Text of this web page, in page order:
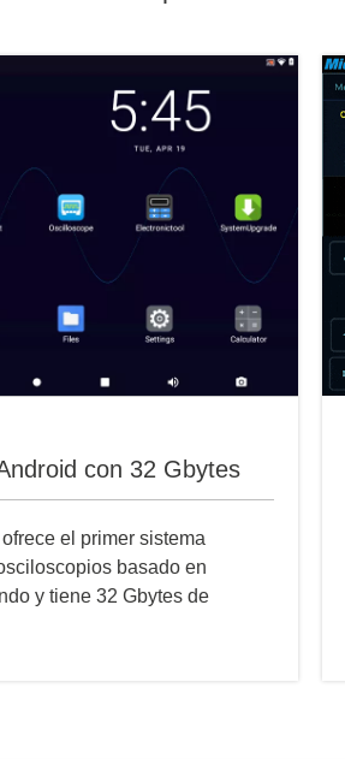
con 32 Gbytes
el primer sistema
basado en
y tiene 32 Gbytes de